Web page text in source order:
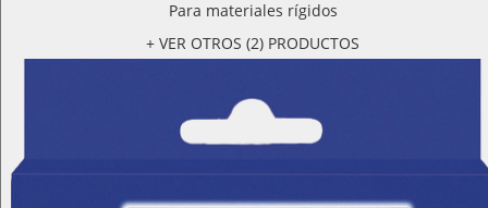
Para materiales rígidos
+ VER OTROS (2) PRODUCTOS